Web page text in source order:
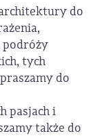
do
podróży
tych
do
pasjach i
także do